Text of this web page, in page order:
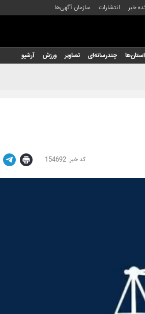
خبر انتشارات سازمان آگهی‌ها
استان‌ها چندرسانه‌ای تصاویر ورزش آرشیو
154692